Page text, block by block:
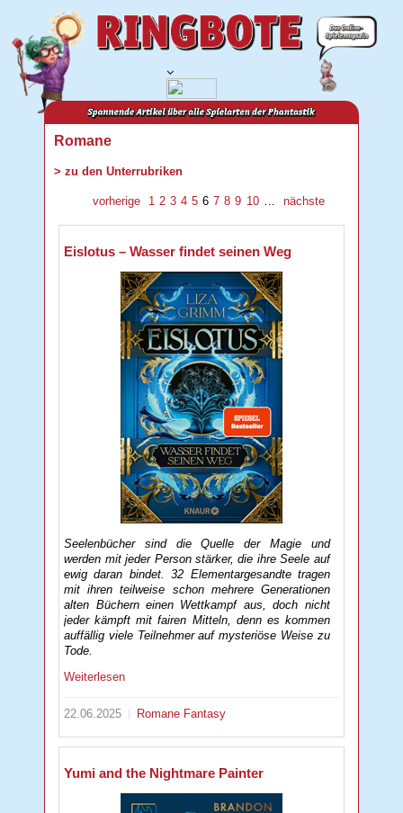
Romane
> zu den Unterrubriken
vorherige 1 2 3 4 5 6 7 8 9 10 … nächste
Eislotus – Wasser findet seinen Weg
Seelenbücher sind die Quelle der Magie und
werden mit jeder Person stärker, die ihre Seele auf
ewig daran bindet. 32 Elementargesandte tragen
mit ihren teilweise schon mehrere Generationen
alten Büchern einen Wettkampf aus, doch nicht
jeder kämpft mit fairen Mitteln, denn es kommen
auffällig viele Teilnehmer auf mysteriöse Weise zu
Tode.
Weiterlesen
22.06.2025 Romane Fantasy
Yumi and the Nightmare Painter